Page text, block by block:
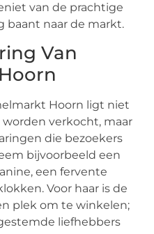
van de prachtige
baant naar de markt.
Van
Hoorn ligt niet
verkocht, maar
die bezoekers
bijvoorbeeld een
een fervente
Voor haar is de
plek om te winkelen;
liefhebbers